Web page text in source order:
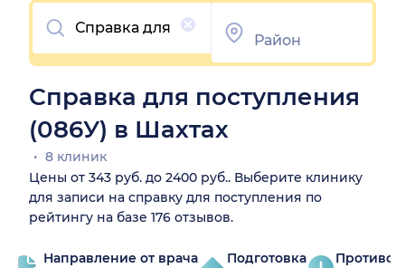
Очистить
Справка для поступления
(086У) в Шахтах
8 клиник
Цены от 343 руб. до 2400 руб.. Выберите клинику
для записи на справку для поступления по
рейтингу на базе 176 отзывов.
Направление от врача
Подготовка